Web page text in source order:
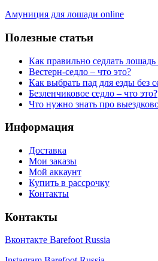
Амуниция для лошади online
Полезные статьи
Как правильно седлать лошадь
Вестерн-седло – что это?
Как выбрать пад для езды без
Безленчиковое седло – что это?
Что нужно знать про
Информация
Доставка
Мои заказы
Мой аккаунт
Купить в рассрочку
Контакты
Контакты
Вконтакте Barefoot Russia